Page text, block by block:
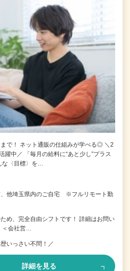
で！ ネット通販の仕組みが学べる◎ ＼2
躍中／ 「毎月の給料に“あと少し”プラス
〈目標〉を…
、他埼玉県内のご自宅 ※フルリモート勤
め、完全自由シフトです！ 詳細はお問い
会社営…
いっさい不問！／
詳細を見る